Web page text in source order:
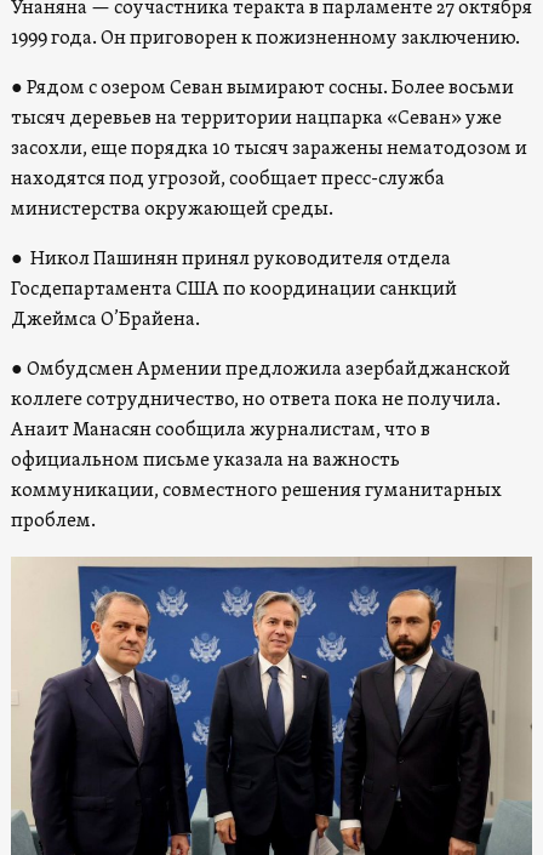
Унаняна — соучастника теракта в парламенте 27 октября
1999 года. Он приговорен к пожизненному заключению.
● Рядом с озером Севан вымирают сосны. Более восьми
тысяч деревьев на территории нацпарка «Севан» уже
засохли, еще порядка 10 тысяч заражены нематодозом и
находятся под угрозой, сообщает пресс-служба
министерства окружающей среды.
● Никол Пашинян принял руководителя отдела
Госдепартамента США по координации санкций
Джеймса О’Брайена.
● Омбудсмен Армении предложила азербайджанской
коллеге сотрудничество, но ответа пока не получила.
Анаит Манасян сообщила журналистам, что в
официальном письме указала на важность
коммуникации, совместного решения гуманитарных
проблем.